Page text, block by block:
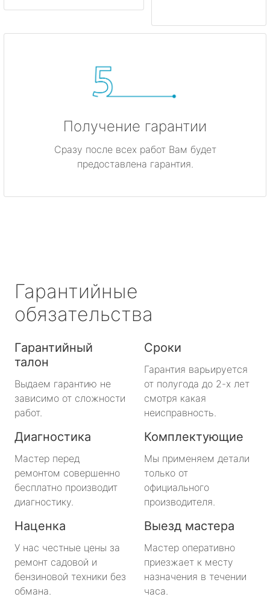
Получение гарантии
Сразу после всех работ Вам будет
предоставлена гарантия.
Гарантийные
обязательства
Гарантийный
талон
Выдаем гарантию не
зависимо от сложности
работ.
Сроки
Гарантия варьируется
от полугода до 2-х лет
смотря какая
неисправность.
Диагностика
Мастер перед
ремонтом совершенно
бесплатно производит
диагностику.
Комплектующие
Мы применяем детали
только от
официального
производителя.
Наценка
У нас честные цены за
ремонт садовой и
бензиновой техники без
обмана.
Выезд мастера
Мастер оперативно
приезжает к месту
назначения в течении
часа.